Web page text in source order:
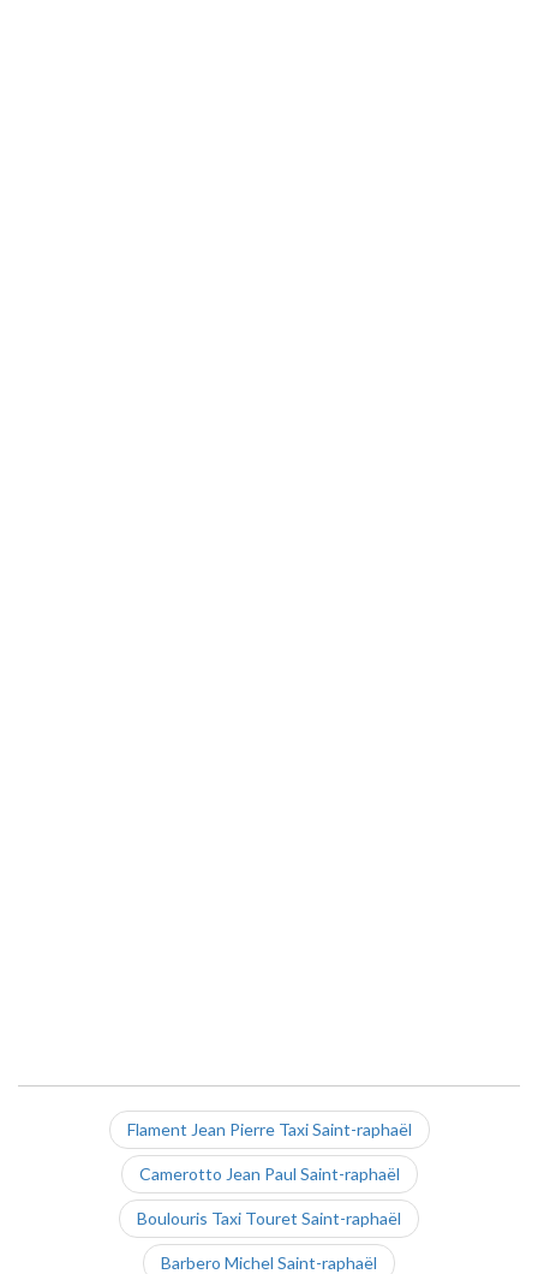
Flament Jean Pierre Taxi Saint-raphaël
Camerotto Jean Paul Saint-raphaël
Boulouris Taxi Touret Saint-raphaël
Barbero Michel Saint-raphaël